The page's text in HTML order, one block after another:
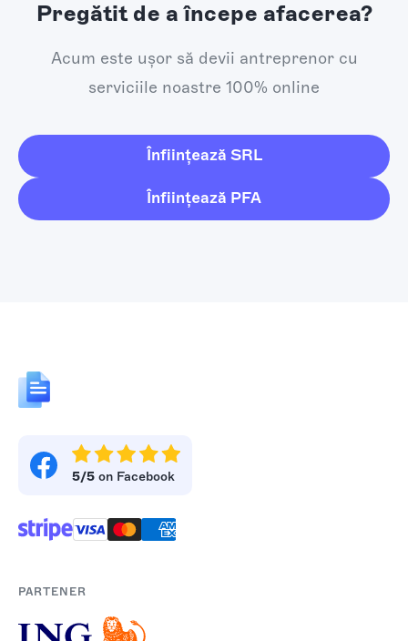
Pregătit de a începe afacerea?
Acum este ușor să devii antreprenor cu
serviciile noastre 100% online
Înființează SRL
Înființează PFA
5/5 on Facebook
PARTENER